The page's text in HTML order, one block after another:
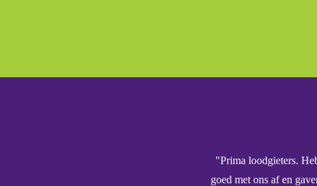
"Prima loodgieters.
goed met ons af en